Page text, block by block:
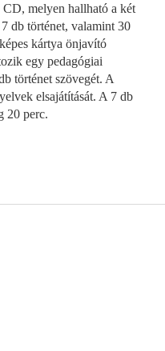
melyen hallható a két
db történet, valamint 30
kártya önjavító
egy pedagógiai
történet szövegét. A
elsajátítását. A 7 db
20 perc.